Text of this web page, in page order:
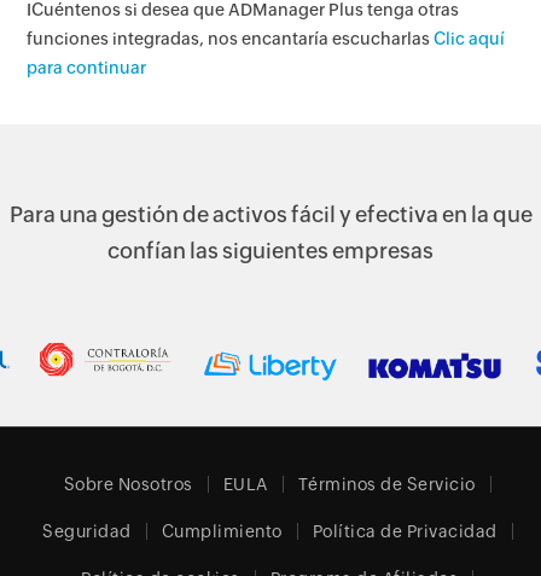
ICuéntenos si desea que ADManager Plus tenga otras
funciones integradas, nos encantaría escucharlasClic aquí
para continuar
Para una gestión de activos fácil y efectiva en la que
confían las siguientes empresas
Sobre Nosotros EULA Términos de Servicio
Seguridad Cumplimiento Política de Privacidad